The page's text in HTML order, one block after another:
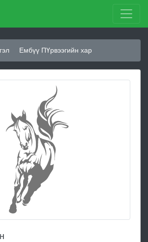
Ембүү ПҮрвээгийн хар